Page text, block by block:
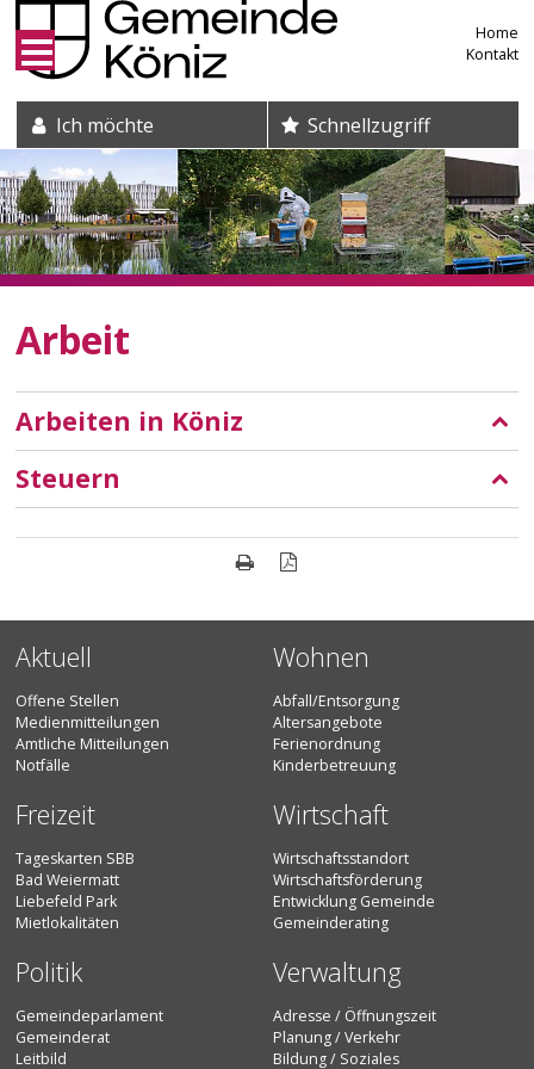
Direkt zum Inhalt springen
Home
Kontakt
Suche und Schnelleinstieg
Ich möchte Schnellzugriff
Arbeit
Arbeiten in Köniz
Steuern
Seite drucken
Aktuell
Offene Stellen
Medienmitteilungen
Amtliche Mitteilungen
Notfälle
Wohnen
Abfall/Entsorgung
Altersangebote
Ferienordnung
Kinderbetreuung
Freizeit
Tageskarten SBB
Bad Weiermatt
Liebefeld Park
Mietlokalitäten
Wirtschaft
Wirtschaftsstandort
Wirtschaftsförderung
Entwicklung Gemeinde
Gemeinderating
Politik
Gemeindeparlament
Gemeinderat
Leitbild
Verwaltung
Adresse / Öffnungszeit
Planung / Verkehr
Bildung / Soziales